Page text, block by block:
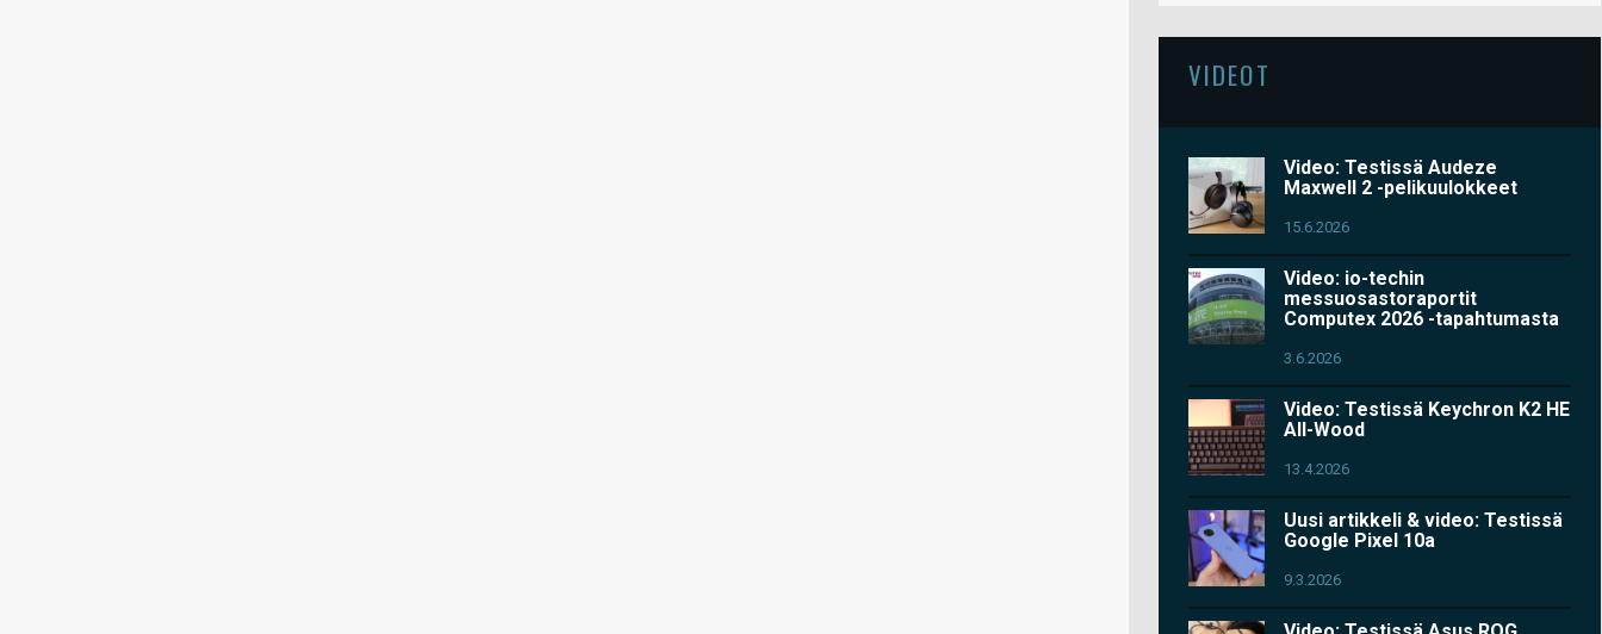
VIDEOT
Video: Testissä Audeze
Maxwell 2 -pelikuulokkeet
15.6.2026
Video: io-techin
messuosastoraportit
Computex 2026 -tapahtumasta
3.6.2026
Video: Testissä Keychron K2 HE
All-Wood
13.4.2026
Uusi artikkeli & video: Testissä
Google Pixel 10a
9.3.2026